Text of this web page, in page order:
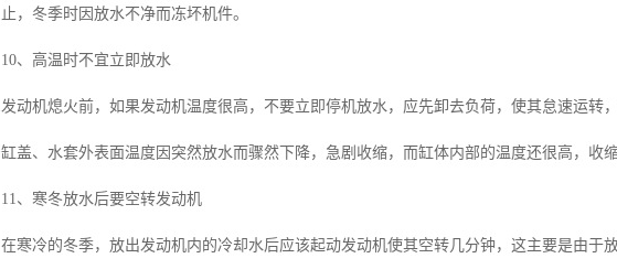
止，冬季时因放水不净而冻坏机件。
10、高温时不宜立即放水
发动机熄火前，如果发动机温度很高，不要立即停机放水，应先卸去负荷，使其怠速运转
缸盖、水套外表面温度因突然放水而骤然下降，急剧收缩，而缸体内部的温度还很高，收
11、寒冬放水后要空转发动机
在寒冷的冬季，放出发动机内的冷却水后应该起动发动机使其空转几分钟，这主要是由于